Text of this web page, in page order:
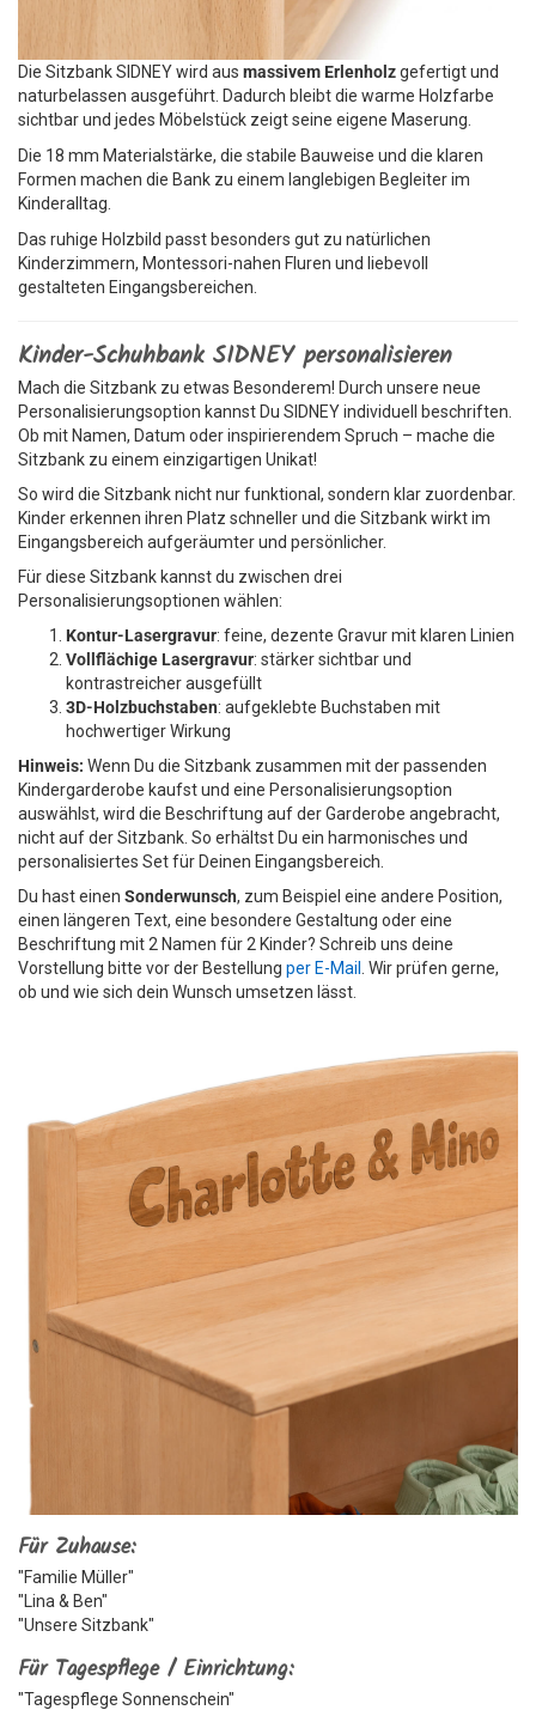
Die Sitzbank SIDNEY wird aus massivem Erlenholzgefertigt und
naturbelassen ausgeführt. Dadurch bleibt die warme Holzfarbe
sichtbar und jedes Möbelstück zeigt seine eigene Maserung.
Die 18 mm Materialstärke, die stabile Bauweise und die klaren
Formen machen die Bank zu einem langlebigen Begleiter im
Kinderalltag.
Das ruhige Holzbild passt besonders gut zu natürlichen
Kinderzimmern, Montessori-nahen Fluren und liebevoll
gestalteten Eingangsbereichen.
Kinder-Schuhbank SIDNEY personalisieren
Mach die Sitzbank zu etwas Besonderem! Durch unsere neue
Personalisierungsoption kannst Du SIDNEY individuell beschriften.
Ob mit Namen, Datum oder inspirierendem Spruch – mache die
Sitzbank zu einem einzigartigen Unikat!
So wird die Sitzbank nicht nur funktional, sondern klar zuordenbar.
Kinder erkennen ihren Platz schneller und die Sitzbank wirkt im
Eingangsbereich aufgeräumter und persönlicher.
Für diese Sitzbank kannst du zwischen drei
Personalisierungsoptionen wählen:
Kontur-Lasergravur: feine, dezente Gravur mit klaren Linien
Vollflächige Lasergravur: stärker sichtbar und
kontrastreicher ausgefüllt
3D-Holzbuchstaben: aufgeklebte Buchstaben mit
hochwertiger Wirkung
Hinweis: Wenn Du die Sitzbank zusammen mit der passenden
Kindergarderobe kaufst und eine Personalisierungsoption
auswählst, wird die Beschriftung auf der Garderobe angebracht,
nicht auf der Sitzbank. So erhältst Du ein harmonisches und
personalisiertes Set für Deinen Eingangsbereich.
Du hast einen Sonderwunsch, zum Beispiel eine andere Position,
einen längeren Text, eine besondere Gestaltung oder eine
Beschriftung mit 2 Namen für 2 Kinder? Schreib uns deine
Vorstellung bitte vor der Bestellung per E-Mail
. Wir prüfen gerne,
ob und wie sich dein Wunsch umsetzen lässt.
Für Zuhause:
"Familie Müller"
"Lina & Ben"
"Unsere Sitzbank"
Für Tagespflege / Einrichtung:
"Tagespflege Sonnenschein"